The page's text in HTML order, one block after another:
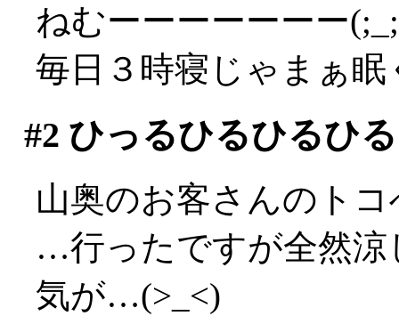
ねむーーーーーーー
毎日３時寝じゃまぁ
#2 ひっるひるひるひる
山奥のお客さんのトコ
…行ったですが全然涼
気が…(>_<)